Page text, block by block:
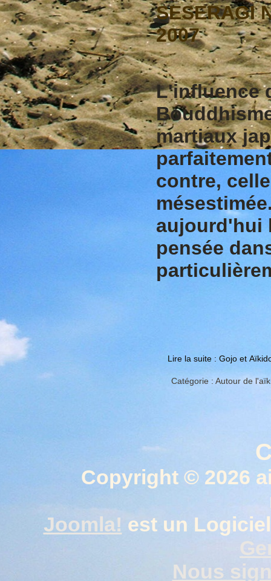
SESERAGI
2007
L'influence
martiaux
contre,
aujourd'hui
pensée
Lire la suite : Gojo et
Catégorie : Autour de
Copyright © 2026
Joomla! est un
Nous